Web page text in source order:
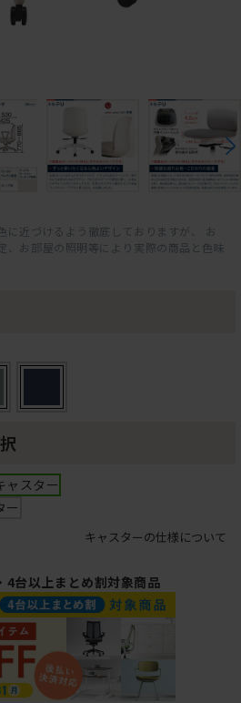
に近づけるよう徹底しておりますが、 お
、お部屋の照明等により実際の商品と色味
ャスター
ー
キャスターの仕様について
台以上まとめ割対象商品